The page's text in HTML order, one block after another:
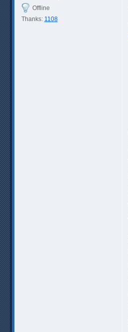
Offline
Thanks: 1108